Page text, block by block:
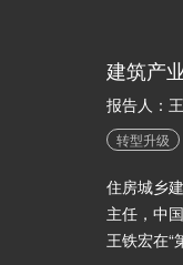
建筑产
报告人：
转型升级
住房城乡
主任，中
王铁宏在“